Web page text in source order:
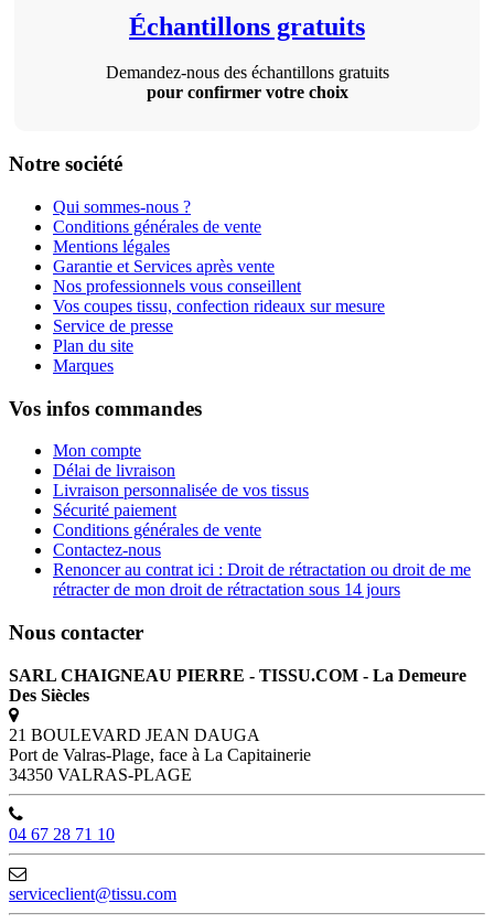
Échantillons gratuits
Demandez-nous des échantillons gratuits
pour confirmer votre choix
Notre société
Qui sommes-nous ?
Conditions générales de vente
Mentions légales
Garantie et Services après vente
Nos professionnels vous conseillent
Vos coupes tissu, confection rideaux sur mesure
Service de presse
Plan du site
Marques
Vos infos commandes
Mon compte
Délai de livraison
Livraison personnalisée de vos tissus
Sécurité paiement
Conditions générales de vente
Contactez-nous
Renoncer au contrat ici : Droit de rétractation ou droit de me
rétracter de mon droit de rétractation sous 14 jours
Nous contacter
SARL CHAIGNEAU PIERRE - TISSU.COM - La Demeure
Des Siècles
21 BOULEVARD JEAN DAUGA
Port de Valras-Plage, face à La Capitainerie
34350 VALRAS-PLAGE
04 67 28 71 10
serviceclient@tissu.com